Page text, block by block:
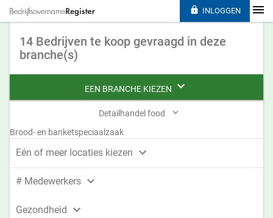
14 Bedrijven te koop gevraagd in deze
branche(s)
EEN BRANCHE KIEZEN 
Detailhandel food 
Brood- en banketspeciaalzaak
Eén of meer locaties kiezen 
# Medewerkers 
Gezondheid 
 INLOGGEN